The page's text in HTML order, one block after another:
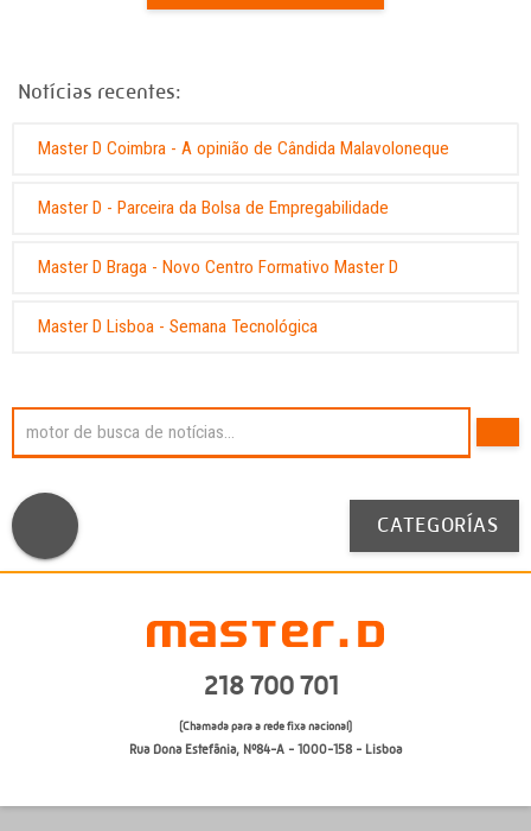
Notícias recentes:
Master D Coimbra - A opinião de Cândida Malavoloneque
Master D - Parceira da Bolsa de Empregabilidade
Master D Braga - Novo Centro Formativo Master D
Master D Lisboa - Semana Tecnológica
CATEGORÍAS
218 700 701
(Chamada para a rede fixa nacional)
Rua Dona Estefânia, Nº84-A - 1000-158 - Lisboa